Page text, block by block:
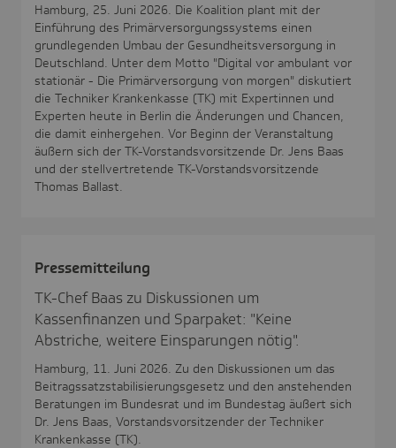
Hamburg, 25. Juni 2026. Die Koalition plant mit der
Einführung des Primärversorgungssystems einen
grundlegenden Umbau der Gesundheitsversorgung in
Deutschland. Unter dem Motto "Digital vor ambulant vor
stationär - Die Primärversorgung von morgen" diskutiert
die Techniker Krankenkasse (TK) mit Expertinnen und
Experten heute in Berlin die Änderungen und Chancen,
die damit einhergehen. Vor Beginn der Veranstaltung
äußern sich der TK-Vorstandsvorsitzende Dr. Jens Baas
und der stellvertretende TK-Vorstandsvorsitzende
Thomas Ballast.
Pres­se­mit­tei­lung
TK-Chef Baas zu Diskussionen um
Kassenfinanzen und Sparpaket: "Keine
Abstriche, weitere Einsparungen nötig".
Hamburg, 11. Juni 2026. Zu den Diskussionen um das
Beitragssatzstabilisierungsgesetz und den anstehenden
Beratungen im Bundesrat und im Bundestag äußert sich
Dr. Jens Baas, Vorstandsvorsitzender der Techniker
Krankenkasse (TK).